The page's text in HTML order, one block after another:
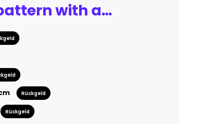
Seamless pattern with animals, birds and tree branches.
Rückgeld
Rückgeld